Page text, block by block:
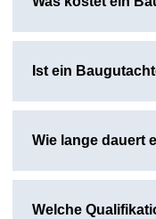
Ist ein
Wie lange dauert
Welche